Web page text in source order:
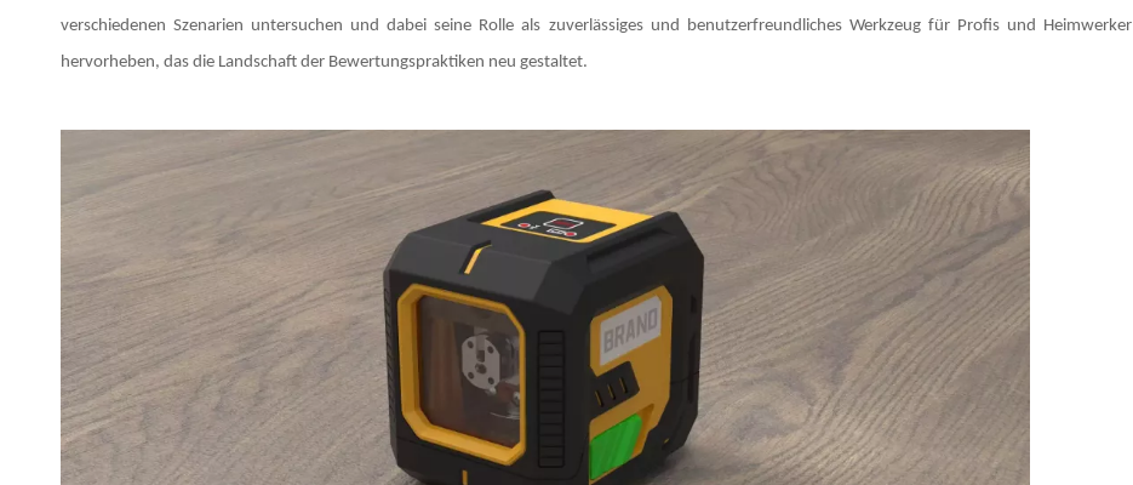
verschiedenen Szenarien untersuchen und dabei seine Rolle als zuverlässiges und benutzerfreundliches Werkzeug für Profis und Heimwerker
hervorheben, das die Landschaft der Bewertungspraktiken neu gestaltet.